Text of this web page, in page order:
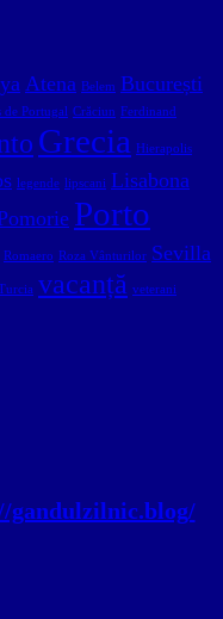
Atena Belem București
de Portugal Crăciun Ferdinand
Grecia Hierapolis
legende lipscani Lisabona
Porto
Romaero Roza Vânturilor Sevilla
vacanță veterani
gandulzilnic.blog/